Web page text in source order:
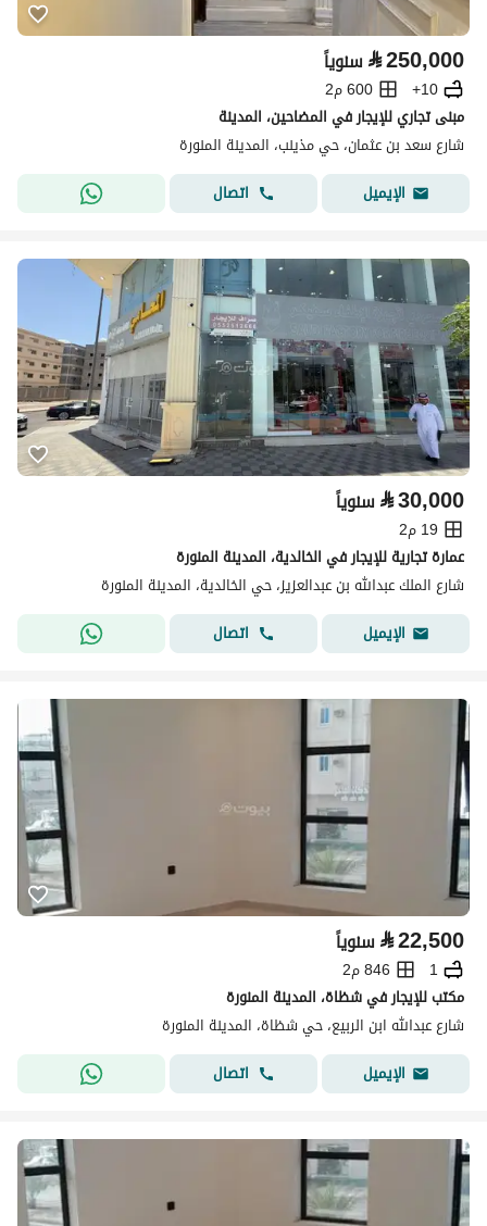
⃁250,000 سنوياً
10+
600 م2
مبنى تجاري للإيجار في المضاحين، المدينة
شارع سعد بن عثمان، حي مذينب، المدينة المنورة
الإيميل
اتصال
⃁30,000 سنوياً
19 م2
عمارة تجارية للإيجار في الخالدية، المدينة المنورة
شارع الملك عبدالله بن عبدالعزيز، حي الخالدية، المدينة المنورة
الإيميل
اتصال
⃁22,500 سنوياً
1
846 م2
مكتب للإيجار في شظاة، المدينة المنورة
شارع عبدالله ابن الربيع، حي شظاة، المدينة المنورة
الإيميل
اتصال